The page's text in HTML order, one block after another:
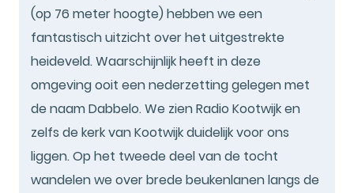
(op 76 meter hoogte) hebben we een
fantastisch uitzicht over het uitgestrekte
heideveld. Waarschijnlijk heeft in deze
omgeving ooit een nederzetting gelegen met
de naam Dabbelo. We zien Radio Kootwijk en
zelfs de kerk van Kootwijk duidelijk voor ons
liggen. Op het tweede deel van de tocht
wandelen we over brede beukenlanen langs de